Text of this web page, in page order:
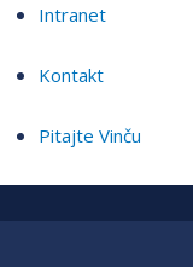
Intranet
Kontakt
Pitajte Vinču